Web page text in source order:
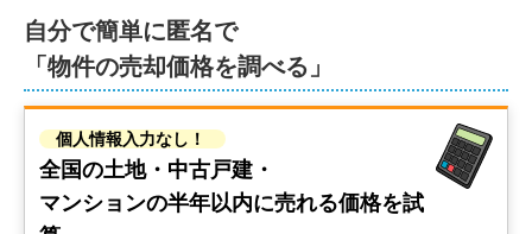
自分で簡単に匿名で
「物件の売却価格を調べる」
個人情報入力なし！
全国の土地・中古戸建・
マンションの半年以内に売れる価格を試